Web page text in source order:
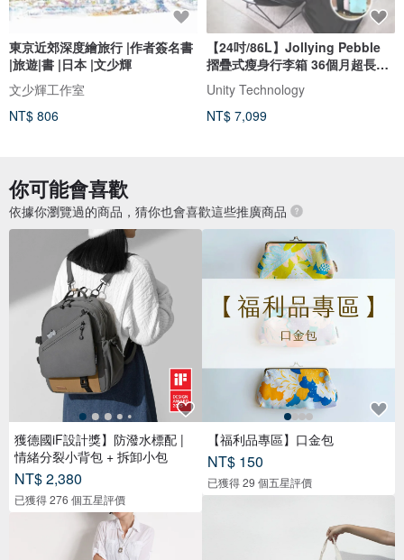
東京近郊深度繪旅行 |作者簽名書
|旅遊|書 |日本 |文少輝
文少輝工作室
NT$ 806
【24吋/86L】Jollying Pebble
摺疊式瘦身行李箱 36個月超長保
養
Unity Technology
NT$ 7,099
你可能會喜歡
依據你瀏覽過的商品，猜你也會喜歡這些推廣商品
獲德國iF設計獎】防潑水標配 |
情緒分裂小背包 + 拆卸小包
NT$ 2,380
已獲得 276 個五星評價
【福利品專區】口金包
NT$ 150
已獲得 29 個五星評價